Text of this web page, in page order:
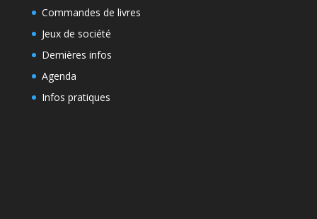
Commandes de livres
Jeux de société
Dernières infos
Agenda
Infos pratiques